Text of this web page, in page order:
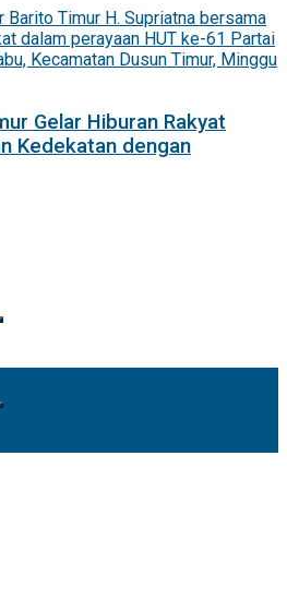
Gelar Hiburan Rakyat
Kedekatan dengan